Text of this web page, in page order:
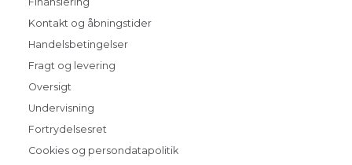
Kontakt og åbningstider
Handelsbetingelser
Fragt og levering
Oversigt
Undervisning
Fortrydelsesret
Cookies og persondatapolitik